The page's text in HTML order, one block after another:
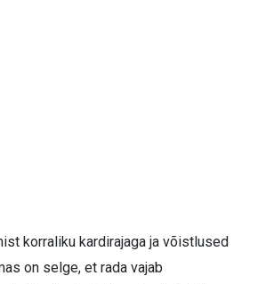
korraliku kardirajaga ja võistlused
on selge, et rada vajab